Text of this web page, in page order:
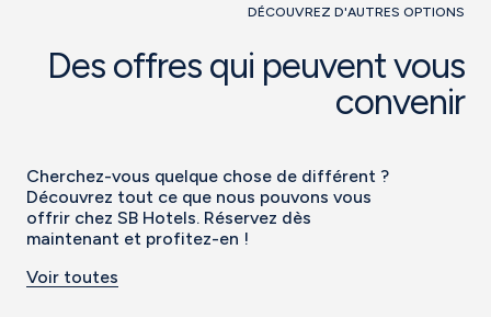
DÉCOUVREZ D'AUTRES OPTIONS
Des offres qui peuvent vous
convenir
Cherchez-vous quelque chose de différent ?
Découvrez tout ce que nous pouvons vous
offrir chez SB Hotels. Réservez dès
maintenant et profitez-en !
Voir toutes